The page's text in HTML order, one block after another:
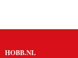
HOBB.NL